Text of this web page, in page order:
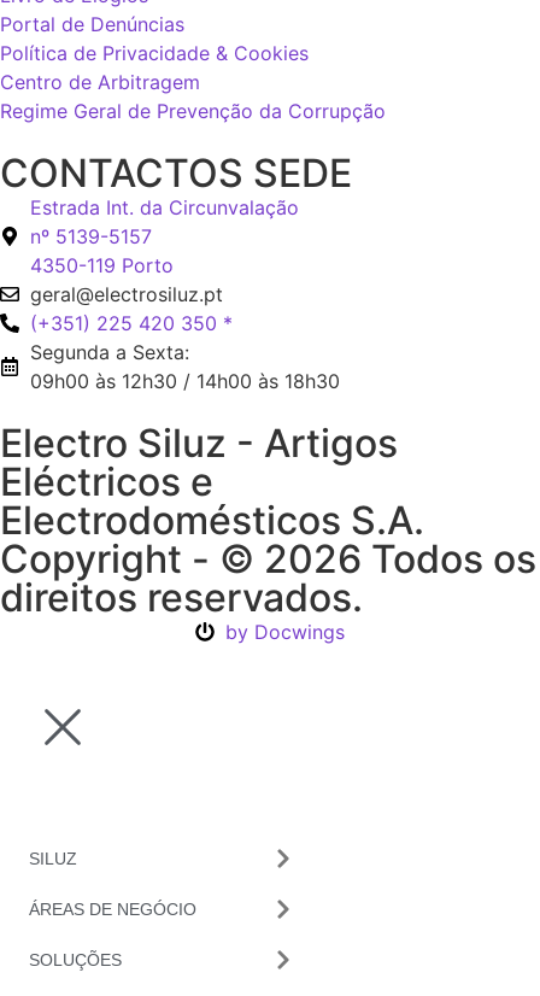
Portal de Denúncias
Política de Privacidade & Cookies
Centro de Arbitragem
Regime Geral de Prevenção da Corrupção
CONTACTOS SEDE
Estrada Int. da Circunvalação
nº 5139-5157
4350-119 Porto
geral@electrosiluz.pt
(+351) 225 420 350 *
Segunda a Sexta:
09h00 às 12h30 / 14h00 às 18h30
Electro Siluz - Artigos
Eléctricos e
Electrodomésticos S.A.
Copyright - © 2026 Todos os
direitos reservados.
by Docwings
SILUZ
ÁREAS DE NEGÓCIO
SOLUÇÕES